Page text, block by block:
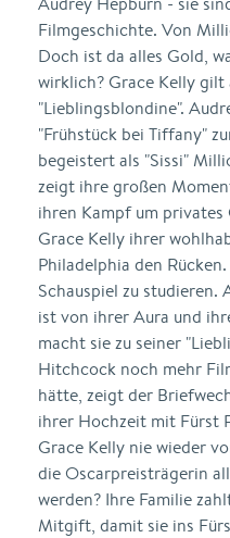
Filmgeschichte. Von
Doch ist da alles Gold,
wirklich? Grace Kelly
"Lieblingsblondine".
"Frühstück bei Tiffany"
begeistert als "Sissi"
zeigt ihre großen
ihren Kampf um
Grace Kelly ihrer
Philadelphia den
Schauspiel zu
ist von ihrer Aura und
macht sie zu seiner
Hitchcock noch mehr
hätte, zeigt der
ihrer Hochzeit mit Fürst
Grace Kelly nie wieder
die Oscarpreisträgerin
werden? Ihre Familie
Mitgift, damit sie ins